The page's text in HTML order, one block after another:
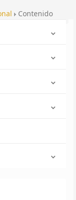
Contenido